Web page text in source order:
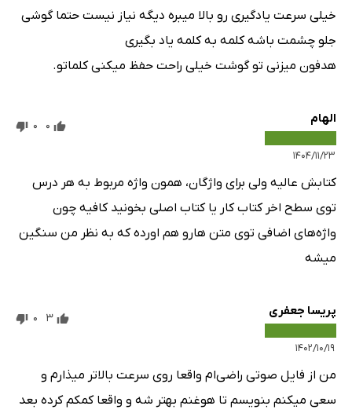
خیلی سرعت یادگیری رو بالا میبره دیگه نیاز نیست حتما گوشی
جلو چشمت باشه کلمه به کلمه یاد بگیری
هدفون میزنی تو گوشت خیلی راحت حفظ میکنی کلماتو.
الهام
۱۴۰۴/۱۱/۲۳
0
0
کتابش عالیه ولی برای واژگان، همون واژه مربوط به هر درس
توی سطح اخر کتاب کار یا کتاب اصلی بخونید کافیه چون
واژه‌های اضافی توی متن هارو هم اورده که به نظر من سنگین
میشه
پریسا جعفری
۱۴۰۲/۱۰/۱۹
3
0
من از فایل صوتی راضی‌ام واقعا روی سرعت بالاتر میذارم و
سعی میکنم بنویسم تا هوغنم بهتر شه و واقعا کمکم کرده بعد